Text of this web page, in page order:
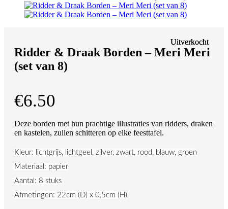
Ridder & Draak Borden – Meri Meri
(set van 8)
€6.50
Uitverkocht
Deze borden met hun prachtige illustraties van ridders, draken
en kastelen, zullen schitteren op elke feesttafel.
Kleur: lichtgrijs, lichtgeel, zilver, zwart, rood, blauw, groen
Materiaal: papier
Aantal: 8 stuks
Afmetingen: 22cm (D) x 0,5cm (H)
Uitverkocht